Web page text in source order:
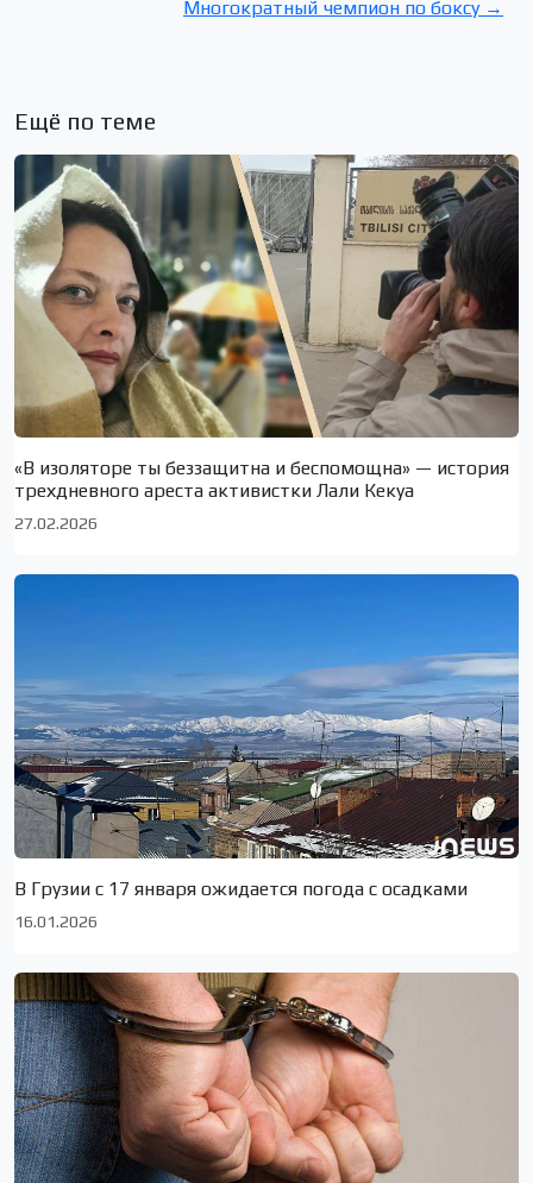
Многократный чемпион по боксу →
Ещё по теме
«В изоляторе ты беззащитна и беспомощна» — история
трехдневного ареста активистки Лали Кекуа
27.02.2026
В Грузии с 17 января ожидается погода с осадками
16.01.2026